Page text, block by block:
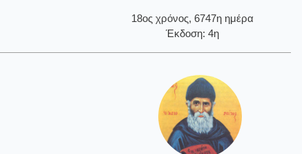
18ος χρόνος, 6747η ημέρα
Έκδοση: 4η